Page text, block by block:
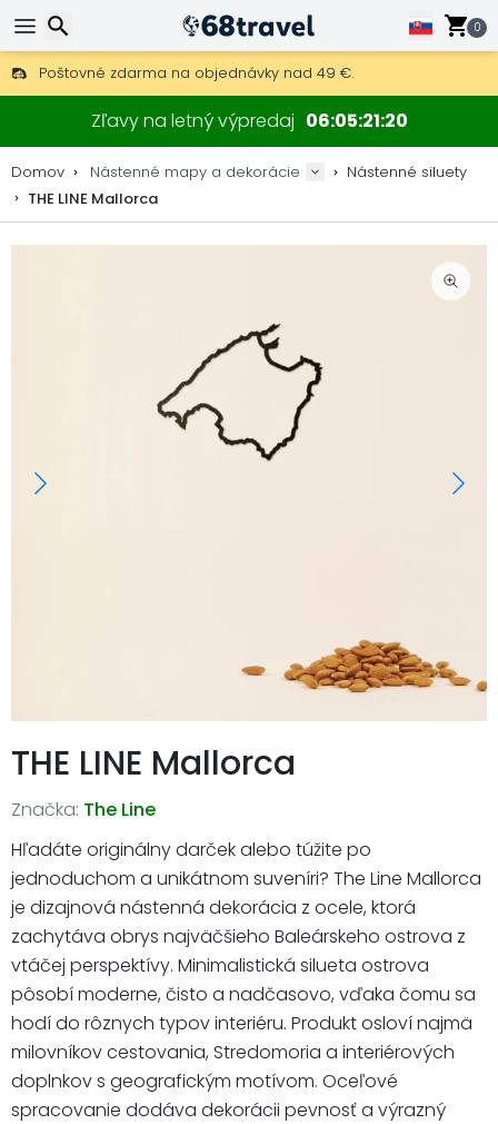
0
Poštovné zdarma na objednávky nad 49 €.
30 dní na vrátenie, 90 dní na drevené mapy a dekorácie.
Originálny výrobca máp a dekorácií.
Zľavy na letný výpredaj 06052120
Domov Nástenné mapy a dekorácie
Nástenné siluety
THE LINE Mallorca
THE LINE Mallorca
Značka: The Line
Hľadáte originálny darček alebo túžite po
jednoduchom a unikátnom suveníri? The Line Mallorca
je dizajnová nástenná dekorácia z ocele, ktorá
zachytáva obrys najväčšieho Baleárskeho ostrova z
vtáčej perspektívy. Minimalistická silueta ostrova
pôsobí moderne, čisto a nadčasovo, vďaka čomu sa
hodí do rôznych typov interiéru. Produkt osloví najmä
milovníkov cestovania, Stredomoria a interiérových
doplnkov s geografickým motívom. Oceľové
spracovanie dodáva dekorácii pevnosť a výrazný
Hľadať
Hľadať